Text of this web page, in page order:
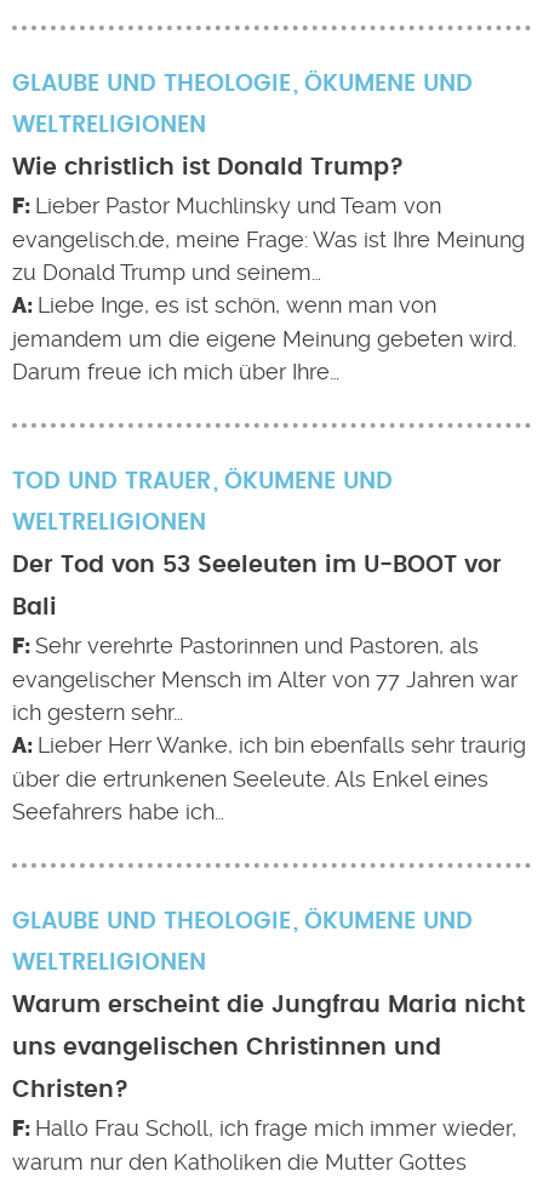
GLAUBE UND THEOLOGIE
ÖKUMENE UND
WELTRELIGIONEN
Wie christlich ist Donald Trump?
Lieber Pastor Muchlinsky und Team von
evangelisch.de, meine Frage: Was ist Ihre Meinung
zu Donald Trump und seinem…
Liebe Inge, es ist schön, wenn man von
jemandem um die eigene Meinung gebeten wird.
Darum freue ich mich über Ihre…
TOD UND TRAUER
ÖKUMENE UND
WELTRELIGIONEN
Der Tod von 53 Seeleuten im U-BOOT vor
Bali
Sehr verehrte Pastorinnen und Pastoren, als
evangelischer Mensch im Alter von 77 Jahren war
ich gestern sehr…
Lieber Herr Wanke, ich bin ebenfalls sehr traurig
über die ertrunkenen Seeleute. Als Enkel eines
Seefahrers habe ich…
GLAUBE UND THEOLOGIE
ÖKUMENE UND
WELTRELIGIONEN
Warum erscheint die Jungfrau Maria nicht
uns evangelischen Christinnen und
Christen?
Hallo Frau Scholl, ich frage mich immer wieder,
warum nur den Katholiken die Mutter Gottes